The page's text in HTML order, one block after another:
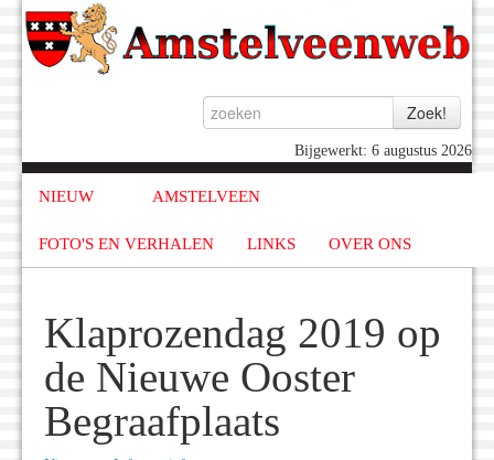
Bijgewerkt: 6 augustus 2026
NIEUW AMSTELVEEN
FOTO'S EN VERHALEN LINKS OVER ONS
Klaprozendag 2019 op
de Nieuwe Ooster
Begraafplaats